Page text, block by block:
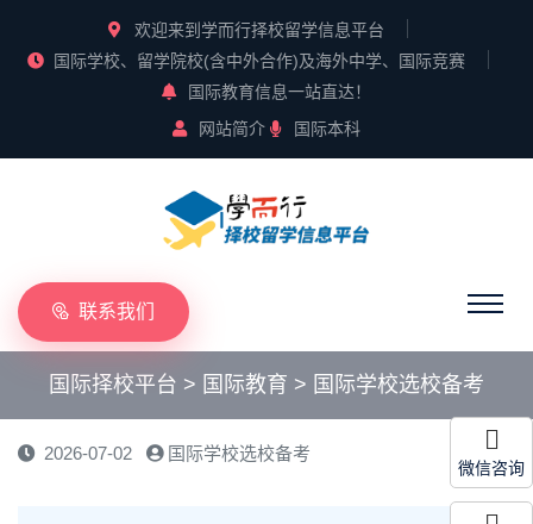
欢迎来到学而行择校留学信息平台
国际学校、留学院校(含中外合作)及海外中学、国际竞赛
国际教育信息一站直达！
网站简介
国际本科
联系我们
国际择校平台 > 国际教育 > 国际学校选校备考
2026-07-02 国际学校选校备考
微信咨询